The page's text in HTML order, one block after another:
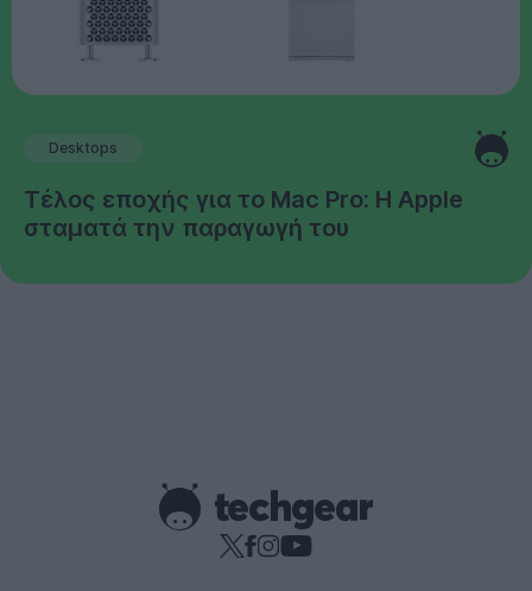
Desktops
Τέλος εποχής για το Mac Pro: Η Apple
σταματά την παραγωγή του